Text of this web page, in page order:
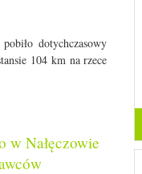
dotychczasowy
104 km na rzece
w Nałęczowie